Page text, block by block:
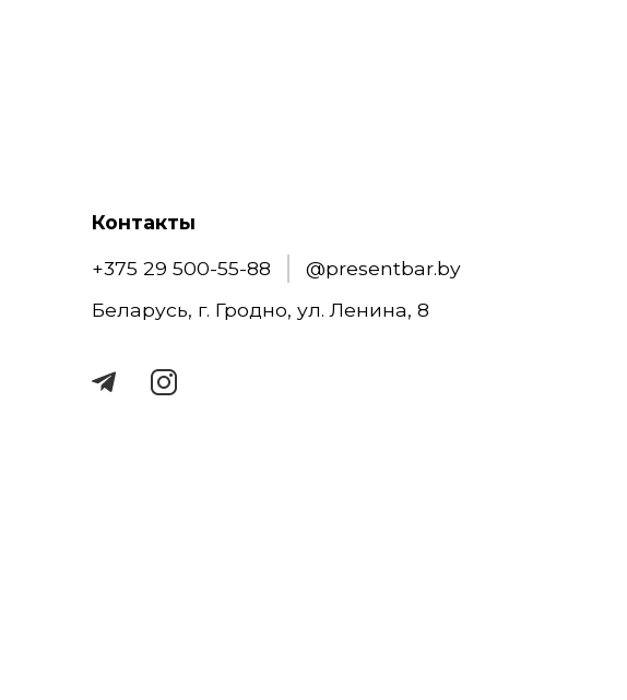
Контакты
+375 29 500-55-88
@presentbar.by
Беларусь, г. Гродно, ул. Ленина, 8